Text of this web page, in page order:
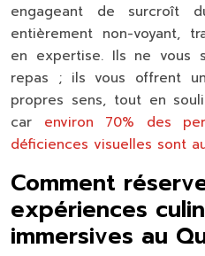
engageant de surcroît
entièrement non-voyant,
en expertise. Ils ne vous
repas ; ils vous offrent
propres sens, tout en
car environ 70% des
déficiences visuelles sont
Comment
expériences
immersives au